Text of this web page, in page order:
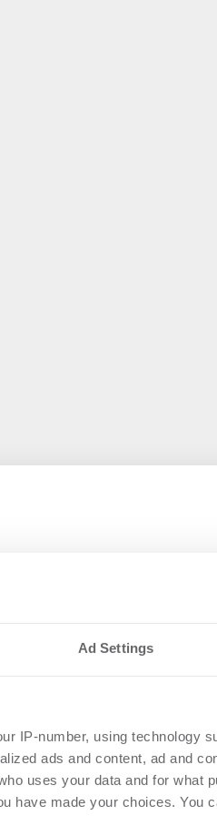
Ad Settings
IP-number, using technology
ads and content, ad and
uses your data and for what
have made your choices. You
Die